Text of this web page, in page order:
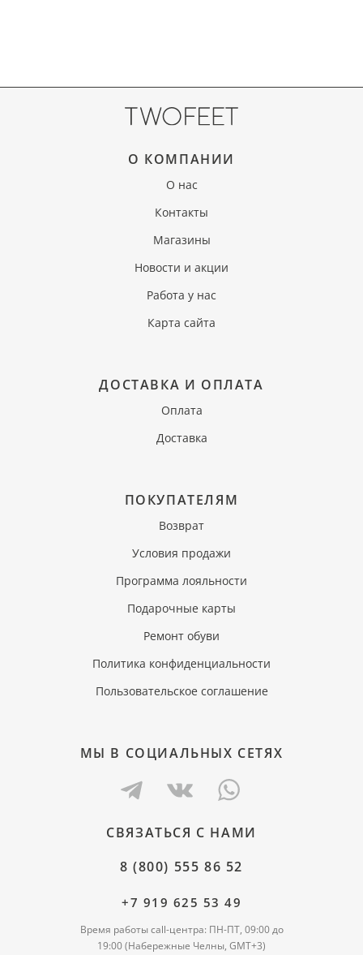
О КОМПАНИИ
О нас
Контакты
Магазины
Новости и акции
Работа у нас
Карта сайта
ДОСТАВКА И ОПЛАТА
Оплата
Доставка
ПОКУПАТЕЛЯМ
Возврат
Условия продажи
Программа лояльности
Подарочные карты
Ремонт обуви
Политика конфиденциальности
Пользовательское соглашение
МЫ В СОЦИАЛЬНЫХ СЕТЯХ
СВЯЗАТЬСЯ С НАМИ
8 (800) 555 86 52
+7 919 625 53 49
Время работы call-центра: ПН-ПТ, 09:00 до
19:00 (Набережные Челны, GMT+3)